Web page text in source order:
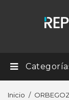
Inicio